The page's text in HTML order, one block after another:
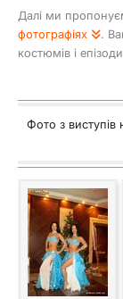
Далі ми
фотографіях
.
костюмів і
Фото з виступів